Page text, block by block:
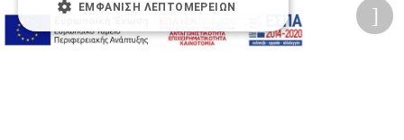
Προσβασιμότητα
ΕΜΦΆΝΙΣΗ ΛΕΠΤΟΜΕΡΕΙΏΝ